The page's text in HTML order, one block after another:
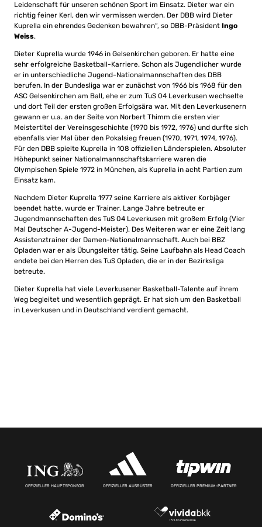
Leidenschaft für unseren schönen Sport im Einsatz. Dieter war ein
richtig feiner Kerl, den wir vermissen werden. Der DBB wird Dieter
Kuprella ein ehrendes Gedenken bewahren“, so DBB-Präsident Ingo
Weiss.
Dieter Kuprella wurde 1946 in Gelsenkirchen geboren. Er hatte eine
sehr erfolgreiche Basketball-Karriere. Schon als Jugendlicher wurde
er in unterschiedliche Jugend-Nationalmannschaften des DBB
berufen. In der Bundesliga war er zunächst von 1966 bis 1968 für den
ASC Gelsenkirchen am Ball, ehe er zum TuS 04 Leverkusen wechselte
und dort Teil der ersten großen Erfolgsära war. Mit den Leverkusenern
gewann er u.a. an der Seite von Norbert Thimm die ersten vier
Meistertitel der Vereinsgeschichte (1970 bis 1972, 1976) und durfte sich
ebenfalls vier Mal über den Pokalsieg freuen (1970, 1971, 1974, 1976).
Für den DBB spielte Kuprella in 108 offiziellen Länderspielen. Absoluter
Höhepunkt seiner Nationalmannschaftskarriere waren die
Olympischen Spiele 1972 in München, als Kuprella in acht Partien zum
Einsatz kam.
Nachdem Dieter Kuprella 1977 seine Karriere als aktiver Korbjäger
beendet hatte, wurde er Trainer. Lange Jahre betreute er
Jugendmannschaften des TuS 04 Leverkusen mit großem Erfolg (Vier
Mal Deutscher A-Jugend-Meister). Des Weiteren war er eine Zeit lang
Assistenztrainer der Damen-Nationalmannschaft. Auch bei BBZ
Opladen war er als Übungsleiter tätig. Seine Laufbahn als Head Coach
endete bei den Herren des TuS Opladen, die er in der Bezirksliga
betreute.
Dieter Kuprella hat viele Leverkusener Basketball-Talente auf ihrem
Weg begleitet und wesentlich geprägt. Er hat sich um den Basketball
in Leverkusen und in Deutschland verdient gemacht.
OFFIZIELLER HAUPTSPONSOR OFFIZIELLER AUSRÜSTER OFFIZIELLER PREMIUM-PARTNER